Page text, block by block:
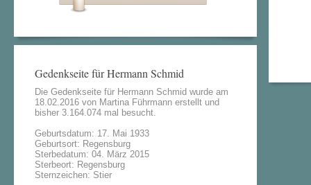
Gedenkseite für Hermann Schmid
Die Gedenkseite für Hermann Schmid wurde am
18.02.2016 von Martina Führmann erstellt und
bisher 3.164.074 mal besucht.
Geburtsdatum: 17. Mai 1933
Geburtsort: Regensburg
Sterbedatum: 04. März 2015
Sterbeort: Regensburg
Sternzeichen: Stier